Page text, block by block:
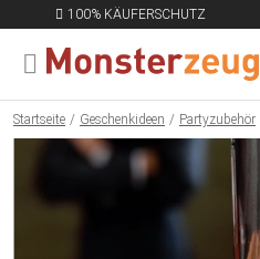
100% KÄUFERSCHUTZ
MENÜ SCHLIESSEN
Startseite Geschenkideen Partyzubehör